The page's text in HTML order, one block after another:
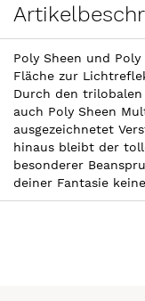
Poly Sheen und
Fläche zur
Durch den trilobalen
auch Poly Sheen
ausgezeichnetet
hinaus bleibt der
besonderer
deiner Fantasie